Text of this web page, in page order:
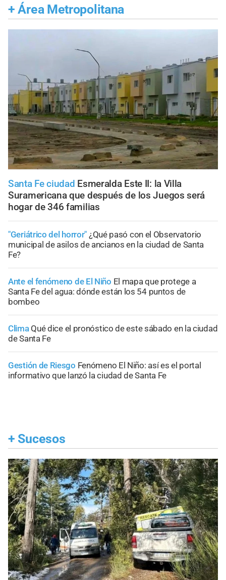
+ Área Metropolitana
Santa Fe ciudad Esmeralda Este II: la Villa
Suramericana que después de los Juegos será
hogar de 346 familias
"Geriátrico del horror" ¿Qué pasó con el Observatorio
municipal de asilos de ancianos en la ciudad de Santa
Fe?
Ante el fenómeno de El Niño El mapa que protege a
Santa Fe del agua: dónde están los 54 puntos de
bombeo
Clima Qué dice el pronóstico de este sábado en la ciudad
de Santa Fe
Gestión de Riesgo Fenómeno El Niño: así es el portal
informativo que lanzó la ciudad de Santa Fe
+ Sucesos